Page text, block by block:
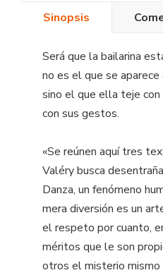
Sinopsis
Será que la bailarina
no es el que se
sino el que ella teje
con sus gestos.
«Se reúnen aquí tres
Valéry busca
Danza, un fenómeno
mera diversión es un
el respeto por cuanto,
méritos que le son
otros el misterio mismo